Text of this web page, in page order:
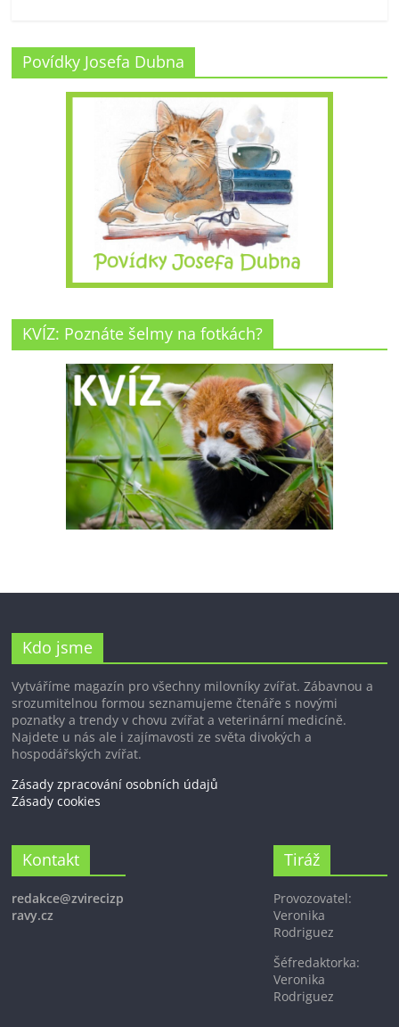
Povídky Josefa Dubna
KVÍZ: Poznáte šelmy na fotkách?
Kdo jsme
Vytváříme magazín pro všechny milovníky zvířat. Zábavnou a
srozumitelnou formou seznamujeme čtenáře s novými
poznatky a trendy v chovu zvířat a veterinární medicíně.
Najdete u nás ale i zajímavosti ze světa divokých a
hospodářských zvířat.
Zásady zpracování osobních údajů
Zásady cookies
Kontakt
redakce@zvirecizp
ravy.cz
Tiráž
Provozovatel:
Veronika
Rodriguez
Šéfredaktorka:
Veronika
Rodriguez